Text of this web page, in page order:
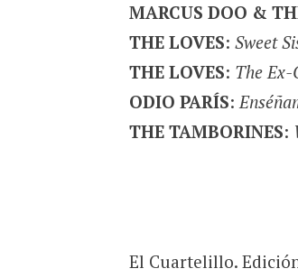
MARCUS DOO &
THE LOVES: Sweet
THE LOVES: The
ODIO PARÍS:
THE TAMBORINES:
El Cuartelillo.